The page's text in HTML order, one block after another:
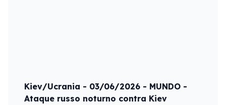
Kiev/Ucrania - 03/06/2026 - MUNDO -
Ataque russo noturno contra Kiev